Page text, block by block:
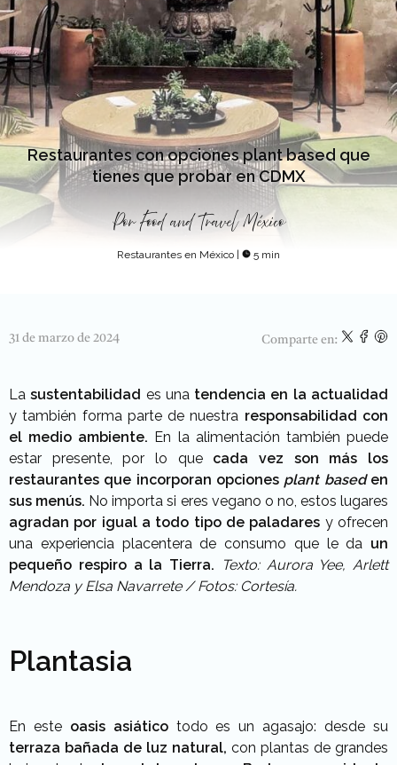
Restaurantes con opciones plant based que
tienes que probar en CDMX
Por Food and Travel México
Restaurantes en México 5 min
31 de marzo de 2024 Comparte en:
Lasustentabilidad es una tendencia en la actualidad
y también forma parte de nuestra responsabilidad con
el medio ambiente. En la alimentación también puede
estar presente, por lo que cada vez son más los
restaurantes que incorporan opciones plant baseden
sus menús. No importa si eres vegano o no, estos lugares
agradan por igual a todo tipo de paladares y ofrecen
una experiencia placentera de consumo que le da un
pequeño respiro a la Tierra.
Texto: Aurora Yee, Arlett
Mendoza y Elsa Navarrete / Fotos: Cortesía.
Plantasia
En este oasis asiáticotodo es un agasajo: desde su
terraza bañada de luz natural, con plantas de grandes